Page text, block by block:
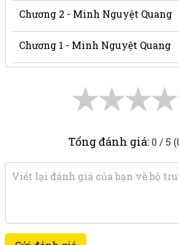
Chương 2 - Minh Nguyệt Quang
Chương 1 - Minh Nguyệt Quang
★
★
★
★
Tổng đánh giá: 0 / 5